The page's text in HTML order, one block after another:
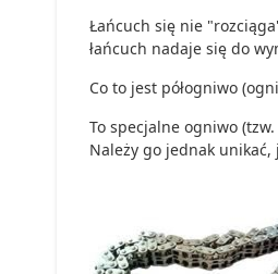
Łańcuch się nie
łańcuch nadaje się do
Co to jest półogniwo
To specjalne ogniwo
Należy go jednak unikać,